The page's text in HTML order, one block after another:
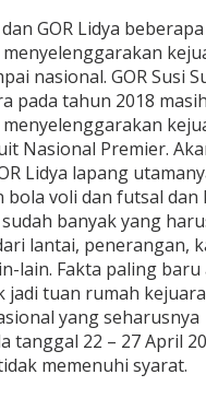
GOR Lidya
nasional. GOR Susi
pada tahun 2018
Nasional Premier.
Lidya lapang
bola voli dan futsal dan
sudah banyak yang
lantai, penerangan,
lain. Fakta paling baru
jadi tuan rumah
yang seharusnya
tanggal 22 – 27 April
memenuhi syarat.